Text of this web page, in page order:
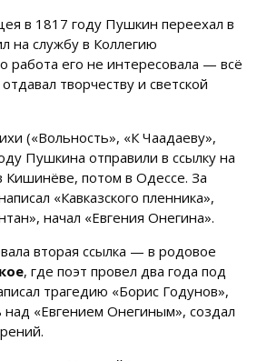
в 1817 году Пушкин переехал в
на службу в Коллегию
работа его не интересовала — всё
творчеству и светской
(«Вольность», «К Чаадаеву»,
Пушкина отправили в ссылку на
Кишинёве, потом в Одессе. За
«Кавказского пленника»,
начал «Евгения Онегина».
вторая ссылка — в родовое
, где поэт провел два года под
трагедию «Борис Годунов»,
«Евгением Онегиным», создал